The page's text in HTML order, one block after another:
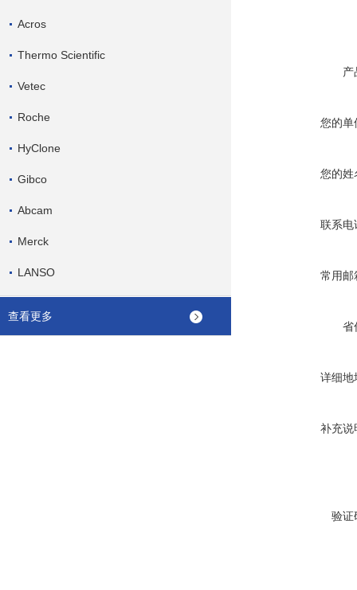
Acros
Thermo Scientific
Vetec
Roche
HyClone
Gibco
Abcam
Merck
LANSO
查看更多
产
您的单
您的姓
联系电
常用邮
省
详细地
补充说
验证